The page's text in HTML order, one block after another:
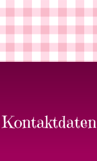
Kontaktdaten